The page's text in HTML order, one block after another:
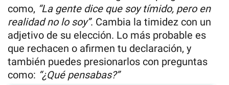
como, “La gente dice que soy tímido, pero en
realidad no lo soy”. Cambia la timidez con un
adjetivo de su elección. Lo más probable es
que rechacen o afirmen tu declaración, y
también puedes presionarlos con preguntas
como: “¿Qué pensabas?”